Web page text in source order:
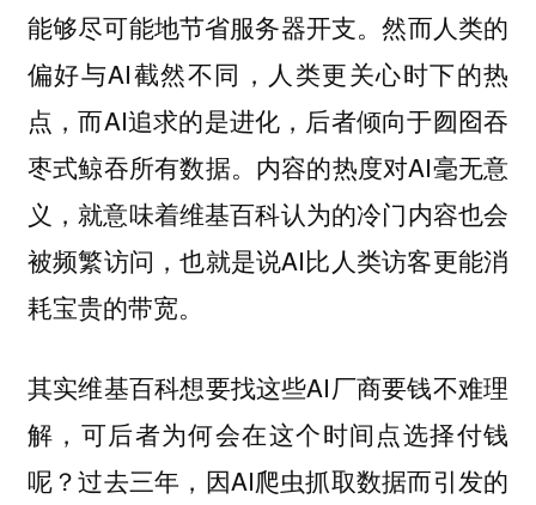
能够尽可能地节省服务器开支。然而人类的
偏好与AI截然不同，人类更关心时下的热
点，而AI追求的是进化，后者倾向于囫囵吞
枣式鲸吞所有数据。内容的热度对AI毫无意
义，就意味着维基百科认为的冷门内容也会
被频繁访问，也就是说AI比人类访客更能消
耗宝贵的带宽。
其实维基百科想要找这些AI厂商要钱不难理
解，可后者为何会在这个时间点选择付钱
呢？过去三年，因AI爬虫抓取数据而引发的